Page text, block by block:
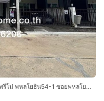
ทาวน์เฮ้าส์ 2 ชั้น 18.8 ตร.ว. หมู่บ้านศุภาลัยพรีโม่ พหลโยธิน54-1 ซอยพหลโยธิน54-1 ถนนพหลโยธิน ถนนซอยพหลโยธิน54-1 เขตสายไหม กรุงเทพมหานคร